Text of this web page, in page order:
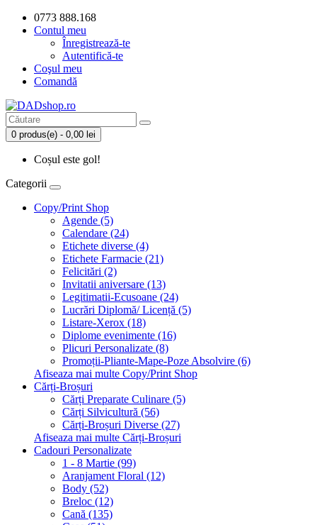
0773 888.168
Contul meu
Înregistrează-te
Autentifică-te
Coşul meu
Comandă
0 produs(e) - 0,00 lei
Coșul este gol!
Categorii
Copy/Print Shop
Agende (5)
Calendare (24)
Etichete diverse (4)
Etichete Farmacie (21)
Felicitări (2)
Invitatii aniversare (13)
Legitimatii-Ecusoane (24)
Lucrări Diplomă/ Licență (5)
Listare-Xerox (18)
Diplome evenimente (16)
Plicuri Personalizate (8)
Promoții-Pliante-Mape-Poze Absolvire (6)
Afiseaza mai multe Copy/Print Shop
Cărți-Broșuri
Cărți Preparate Culinare (5)
Cărți Silvicultură (56)
Cărți-Broșuri Diverse (27)
Afiseaza mai multe Cărți-Broșuri
Cadouri Personalizate
1 - 8 Martie (99)
Aranjament Floral (12)
Body (52)
Breloc (12)
Cană (135)